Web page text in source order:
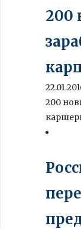
200
200